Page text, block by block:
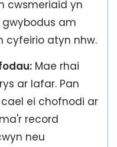
cwsmeriaid yn
am
cyfeirio atyn nhw.
Mae rhai
ar lafar. Pan
ei chofnodi ar
record
neu